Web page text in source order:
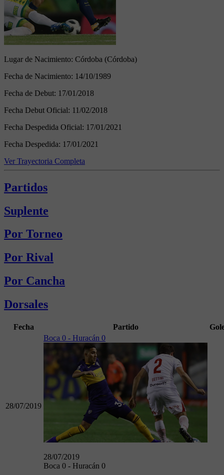
Lugar de Nacimiento: Córdoba (Córdoba)
Fecha de Nacimiento: 14/10/1989
Fecha de Debut: 17/01/2018
Fecha Debut Oficial: 11/02/2018
Fecha Despedida Oficial: 17/01/2021
Fecha Despedida: 17/01/2021
Ver Trayectoria Completa
Partidos
Suplente
Por Torneo
Por Rival
Por Cancha
Dorsales
Fecha Partido
28/07/2019
Boca 0 - Huracán 0
28/07/2019
Boca 0 - Huracán 0